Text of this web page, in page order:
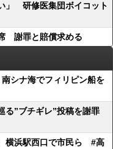
」 研修医集団ボイコット
謝罪と賠償求める
シナ海でフィリピン船を
る”ブチギレ”投稿を謝罪
横浜駅西口で市民ら #高